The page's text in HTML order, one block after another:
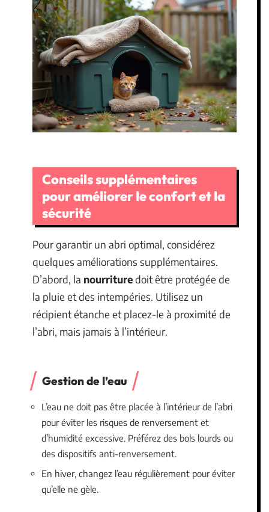
Conseils supplémentaires
pour améliorer le confort et la
sécurité
Pour garantir un abri optimal, considérez
quelques améliorations supplémentaires.
D’abord, la nourrituredoit être protégée de
la pluie et des intempéries. Utilisez un
récipient étanche et placez-le à proximité de
l’abri, mais jamais à l’intérieur.
Gestion de l’eau
L’eau ne doit pas être placée à l’intérieur de l’abri
pour éviter les risques de renversement et
d’humidité excessive. Préférez des bols lourds ou
des dispositifs anti-renversement.
En hiver, changez l’eau régulièrement pour éviter
qu’elle ne gèle.